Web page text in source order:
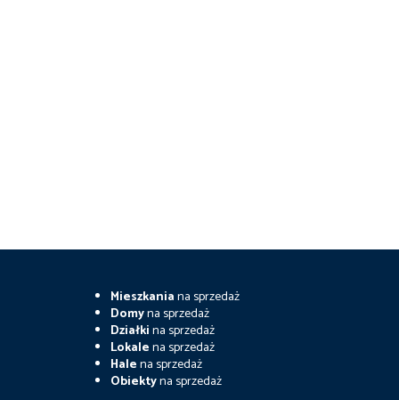
Mieszkaniana sprzedaż
Domyna sprzedaż
Działkina sprzedaż
Lokalena sprzedaż
Halena sprzedaż
Obiektyna sprzedaż